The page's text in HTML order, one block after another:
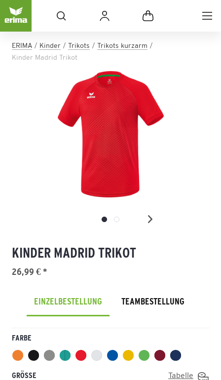
ERIMA Kinder Trikots
Trikots kurzarm
Kinder Madrid Trikot
KINDER MADRID TRIKOT
26,99 € *
EINZELBESTELLUNG TEAMBESTELLUNG
FARBE
GRÖSSE Tabelle